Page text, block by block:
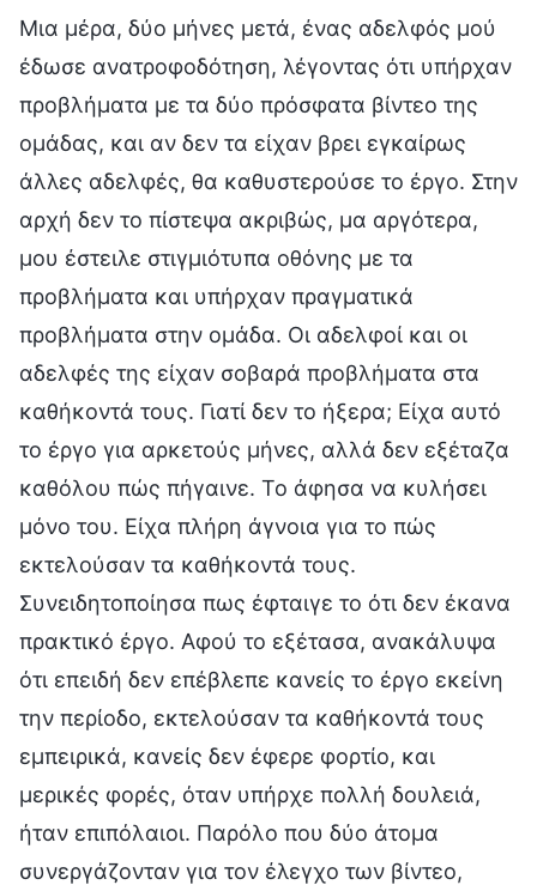
Μια μέρα, δύο μήνες μετά, ένας αδελφός μού
έδωσε ανατροφοδότηση, λέγοντας ότι υπήρχαν
προβλήματα με τα δύο πρόσφατα βίντεο της
ομάδας, και αν δεν τα είχαν βρει εγκαίρως
άλλες αδελφές, θα καθυστερούσε το έργο. Στην
αρχή δεν το πίστεψα ακριβώς, μα αργότερα,
μου έστειλε στιγμιότυπα οθόνης με τα
προβλήματα και υπήρχαν πραγματικά
προβλήματα στην ομάδα. Οι αδελφοί και οι
αδελφές της είχαν σοβαρά προβλήματα στα
καθήκοντά τους. Γιατί δεν το ήξερα; Είχα αυτό
το έργο για αρκετούς μήνες, αλλά δεν εξέταζα
καθόλου πώς πήγαινε. Το άφησα να κυλήσει
μόνο του. Είχα πλήρη άγνοια για το πώς
εκτελούσαν τα καθήκοντά τους.
Συνειδητοποίησα πως έφταιγε το ότι δεν έκανα
πρακτικό έργο. Αφού το εξέτασα, ανακάλυψα
ότι επειδή δεν επέβλεπε κανείς το έργο εκείνη
την περίοδο, εκτελούσαν τα καθήκοντά τους
εμπειρικά, κανείς δεν έφερε φορτίο, και
μερικές φορές, όταν υπήρχε πολλή δουλειά,
ήταν επιπόλαιοι. Παρόλο που δύο άτομα
συνεργάζονταν για τον έλεγχο των βίντεο,